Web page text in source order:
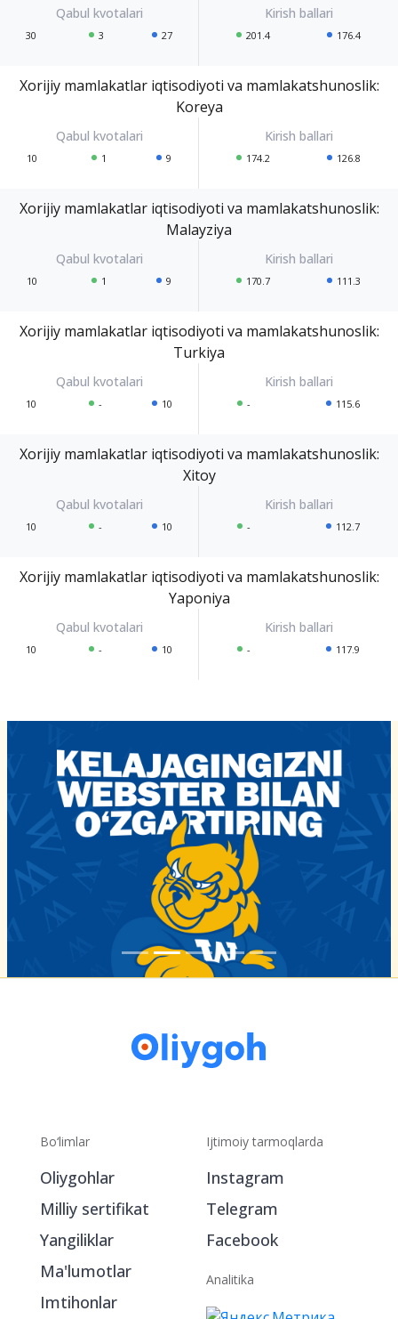
30 3 27 201.4 176.4
Xorijiy mamlakatlar iqtisodiyoti va mamlakatshunoslik:
Koreya
10 1 9 174.2 126.8
Xorijiy mamlakatlar iqtisodiyoti va mamlakatshunoslik:
Malayziya
10 1 9 170.7 111.3
Xorijiy mamlakatlar iqtisodiyoti va mamlakatshunoslik:
Turkiya
10 - 10 - 115.6
Xorijiy mamlakatlar iqtisodiyoti va mamlakatshunoslik:
Xitoy
10 - 10 - 112.7
Xorijiy mamlakatlar iqtisodiyoti va mamlakatshunoslik:
Yaponiya
10 - 10 - 117.9
Bo‘limlar
Oliygohlar
Milliy sertifikat
Yangiliklar
Ma'lumotlar
Imtihonlar
Ijtimoiy tarmoqlarda
Instagram
Telegram
Facebook
Analitika